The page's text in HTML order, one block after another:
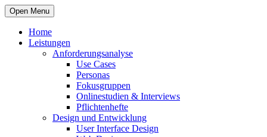
Open Menu
Home
Leistungen
Anforderungsanalyse
Use Cases
Personas
Fokusgruppen
Onlinestudien & Interviews
Pflichtenhefte
Design und Entwicklung
User Interface Design